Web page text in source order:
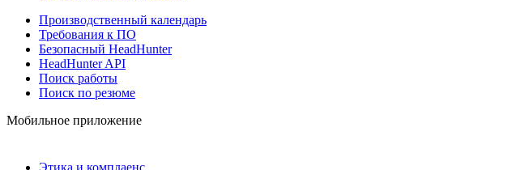
Производственный календарь
Требования к ПО
Безопасный HeadHunter
HeadHunter API
Поиск работы
Поиск по резюме
Мобильное приложение
Этика и комплаенс